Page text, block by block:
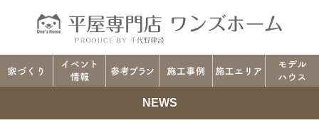
NEWS